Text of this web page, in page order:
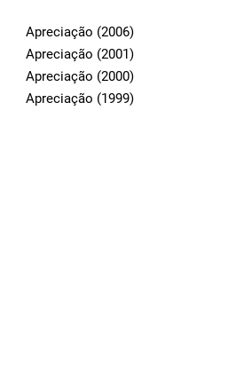
Apreciação (2006)
Apreciação (2001)
Apreciação (2000)
Apreciação (1999)